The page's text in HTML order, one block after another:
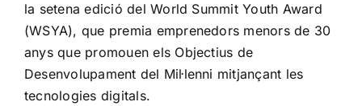
la setena edició del World Summit Youth Award
(WSYA), que premia emprenedors menors de 30
anys que promouen els Objectius de
Desenvolupament del Mil·lenni mitjançant les
tecnologies digitals.